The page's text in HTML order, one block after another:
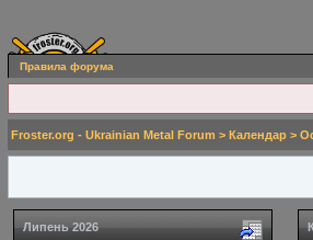
Правила форума
Froster.org - Ukrainian Metal Forum > Календар >
Липень 2026